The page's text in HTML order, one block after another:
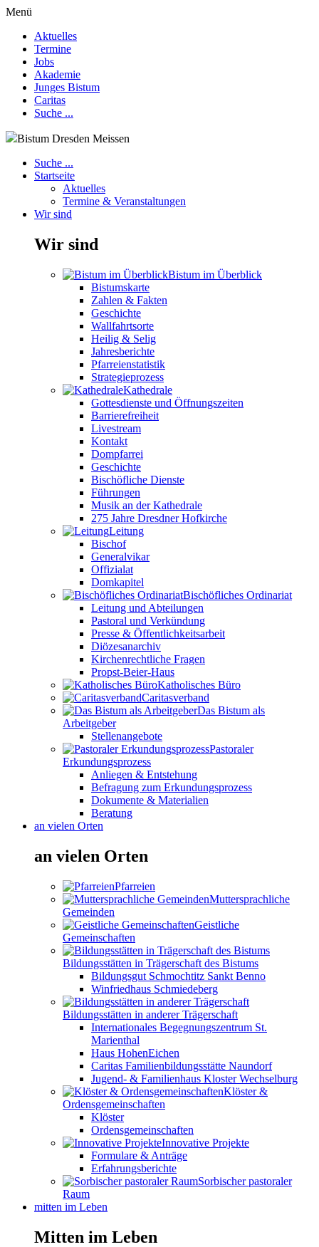
Menü
Aktuelles
Termine
Jobs
Akademie
Junges Bistum
Caritas
Suche ...
Bistum Dresden Meissen
Suche ...
Startseite
Aktuelles
Termine & Veranstaltungen
Wir sind
Wir sind
Bistum im Überblick
Bistumskarte
Zahlen & Fakten
Geschichte
Wallfahrtsorte
Heilig & Selig
Jahresberichte
Pfarreienstatistik
Strategieprozess
Kathedrale
Gottesdienste und Öffnungszeiten
Barrierefreiheit
Livestream
Kontakt
Dompfarrei
Geschichte
Bischöfliche Dienste
Führungen
Musik an der Kathedrale
275 Jahre Dresdner Hofkirche
Leitung
Bischof
Generalvikar
Offizialat
Domkapitel
Bischöfliches Ordinariat
Leitung und Abteilungen
Pastoral und Verkündung
Presse & Öffentlichkeitsarbeit
Diözesanarchiv
Kirchenrechtliche Fragen
Propst-Beier-Haus
Katholisches Büro
Caritasverband
Das Bistum als
Arbeitgeber
Stellenangebote
Pastoraler
Erkundungsprozess
Anliegen & Entstehung
Befragung zum Erkundungsprozess
Dokumente & Materialien
Beratung
an vielen Orten
an vielen Orten
Pfarreien
Muttersprachliche
Gemeinden
Geistliche
Gemeinschaften
Bildungsstätten in Trägerschaft des Bistums
Bildungsgut Schmochtitz Sankt Benno
Winfriedhaus Schmiedeberg
Bildungsstätten in anderer Trägerschaft
Internationales Begegnungszentrum St.
Marienthal
Haus HohenEichen
Caritas Familienbildungsstätte Naundorf
Jugend- & Familienhaus Kloster Wechselburg
Klöster &
Ordensgemeinschaften
Klöster
Ordensgemeinschaften
Innovative Projekte
Formulare & Anträge
Erfahrungsberichte
Sorbischer pastoraler
Raum
mitten im Leben
Mitten im Leben